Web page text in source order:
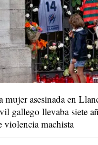
mujer asesinada en
gallego llevaba siete
violencia machista